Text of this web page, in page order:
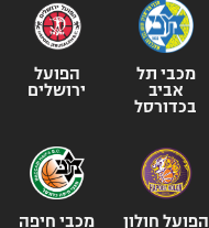
כדורעף
ג'ודו
ספורט אולימפי
מכבי תל
אביב
בכדורסל
הפועל
ירושלים
הפועל חולון
מכבי חיפה